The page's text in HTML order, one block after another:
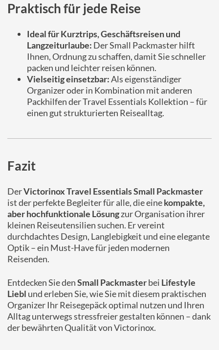
Praktisch für jede Reise
Ideal für Kurztrips, Geschäftsreisen und
Langzeiturlaube: Der Small Packmaster hilft
Ihnen, Ordnung zu schaffen, damit Sie schneller
packen und leichter reisen können.
Vielseitig einsetzbar:Als eigenständiger
Organizer oder in Kombination mit anderen
Packhilfen der Travel Essentials Kollektion – für
einen gut strukturierten Reisealltag.
Fazit
DerVictorinox Travel Essentials Small Packmaster
ist der perfekte Begleiter für alle, die einekompakte,
aber hochfunktionale Lösungzur Organisation ihrer
kleinen Reiseutensilien suchen. Er vereint
durchdachtes Design, Langlebigkeit und eine elegante
Optik – ein Must-Have für jeden modernen
Reisenden.
Entdecken Sie denSmall Packmasterbei Lifestyle
Liebl und erleben Sie, wie Sie mit diesem praktischen
Organizer Ihr Reisegepäck optimal nutzen und Ihren
Alltag unterwegs stressfreier gestalten können – dank
der bewährten Qualität von Victorinox.